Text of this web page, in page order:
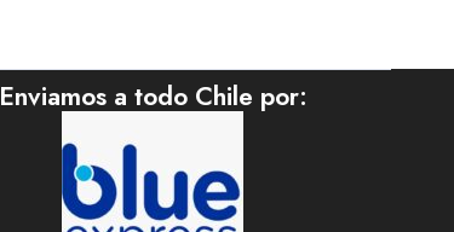
Enviamos a todo Chile por: